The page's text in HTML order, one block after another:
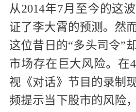
从2014年7月至今的这
证了李大霄的预测。然
这位昔日的“多头司令”
市场存在巨大风险。在
视《对话》节目的录制
频提示当下股市的风险